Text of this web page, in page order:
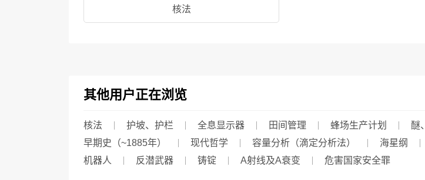
核法
其他用户正在浏览
核法 护坡、护栏 全息显示器 田间管理 蜂场生产计划 醚
早期史（~1885年）
现代哲学 容量分析（滴定分析法） 海星纲
机器人
反潜武器 铸锭 Α射线及α衰变 危害国家安全罪